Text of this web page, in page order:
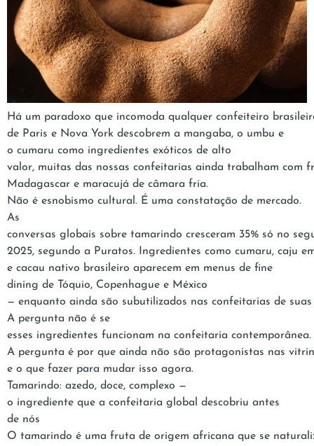
Há um paradoxo que incomoda qualquer confeiteiro
de Paris e Nova York descobrem a mangaba, o umbu e
o cumaru como ingredientes exóticos de alto
valor, muitas das nossas confeitarias ainda trabalham com
Madagascar e maracujá de câmara fria.
Não é esnobismo cultural. É uma constatação de mercado.
As
conversas globais sobre tamarindo cresceram 35% só no
2025, segundo a Puratos. Ingredientes como cumaru, caju
e cacau nativo brasileiro aparecem em menus de fine
dining de Tóquio, Copenhague e México
— enquanto ainda são subutilizados nas confeitarias de
A pergunta não é se
esses ingredientes funcionam na confeitaria
A pergunta é por que ainda não são protagonistas nas
e o que fazer para mudar isso agora.
Tamarindo: azedo, doce, complexo —
o ingrediente que a confeitaria global descobriu antes
de nós
O tamarindo é uma fruta de origem africana que se